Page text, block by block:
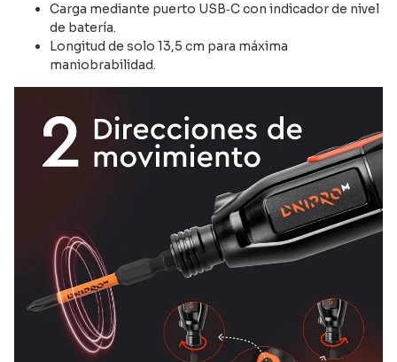
Carga mediante puerto USB‑C con indicador de nivel
de batería.
Longitud de solo 13,5 cm para máxima
maniobrabilidad.